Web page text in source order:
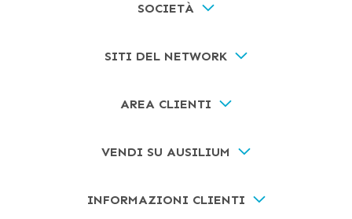
SOCIETÀ
SITI DEL NETWORK
AREA CLIENTI
VENDI SU AUSILIUM
INFORMAZIONI CLIENTI